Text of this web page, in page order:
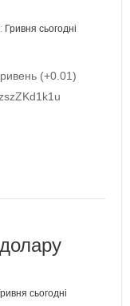
Гривня сьогодні
(+0.01)
сьогодні